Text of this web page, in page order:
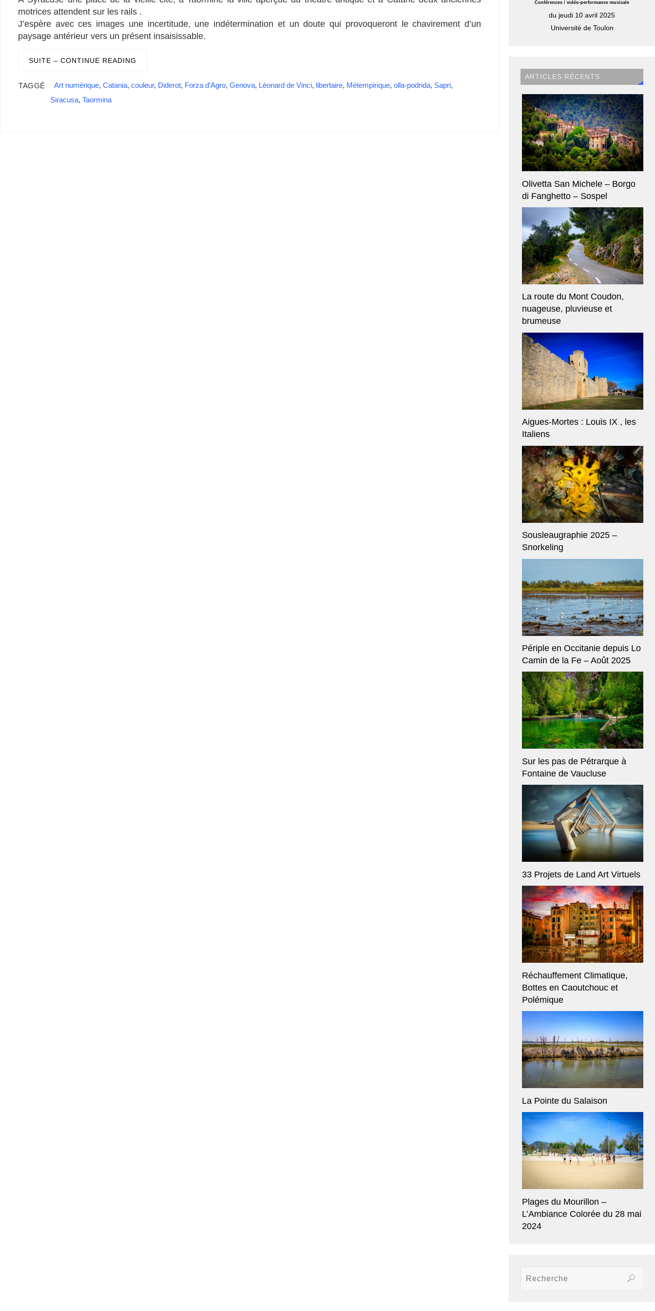
k
n
s
r
motrices attendent sur les rails .
J’espère avec ces images une incertitude, une indétermination et un doute qui provoqueront le chavirement d’un
paysage antérieur vers un présent insaisissable.
SUITE – CONTINUE READING
TAGGÉ Art numérique, Catania, couleur, Diderot, Forza d'Agro, Genova, Léonard de Vinci, libertaire, Métempirique, olla-podrida, Sapri,
Siracusa, Taormina
Conférences / vidéo-performance musicale
du jeudi 10 avril 2025
Université de Toulon
ARTICLES RÉCENTS
Olivetta San Michele – Borgo
di Fanghetto – Sospel
La route du Mont Coudon,
nuageuse, pluvieuse et
brumeuse
Aigues-Mortes : Louis IX , les
Italiens
Sousleaugraphie 2025 –
Snorkeling
Périple en Occitanie depuis Lo
Camin de la Fe – Août 2025
Sur les pas de Pétrarque à
Fontaine de Vaucluse
33 Projets de Land Art Virtuels
Réchauffement Climatique,
Bottes en Caoutchouc et
Polémique
La Pointe du Salaison
Plages du Mourillon –
L’Ambiance Colorée du 28 mai
2024